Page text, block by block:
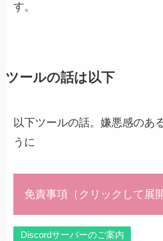
す。
ツールの話は以下
以下ツールの話。嫌悪感のあ
うに
免責事項（クリックして展開
Discordサーバーのご案内